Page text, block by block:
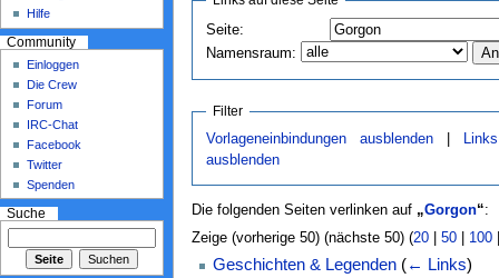
Seite:
Namensraum:
Filter
Vorlageneinbindungen ausblenden
ausblenden
Die folgenden Seiten verlinken auf „Gorgon“:
Zeige (vorherige 50) (nächste 50) (20| 50| 100
Geschichten & Legenden (← Links)
Hilfe
Community
Einloggen
Die Crew
Forum
IRC-Chat
Facebook
Twitter
Spenden
Suche